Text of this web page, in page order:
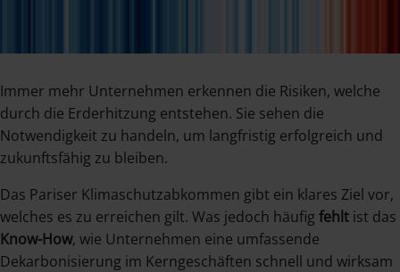
Immer mehr Unternehmen erkennen die Risiken, welche
durch die Erderhitzung entstehen. Sie sehen die
Notwendigkeit zu handeln, um langfristig erfolgreich und
zukunftsfähig zu bleiben.
Das Pariser Klimaschutzabkommen gibt ein klares Ziel vor,
welches es zu erreichen gilt. Was jedoch häufig fehlt ist das
Know-How, wie Unternehmen eine umfassende
Dekarbonisierung im Kerngeschäften schnell und wirksam